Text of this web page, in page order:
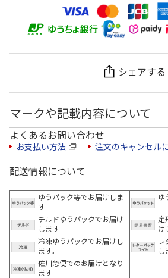
シェアする
マークや記載内容について
よくあるお問い合わせ
お支払い方法 注文のキャンセル
配送情報について
ゆうパック等でお届けしま
す
ゆ
チルドゆうパックでお届け
します
定
け
冷凍ゆうパックでお届けし
ます。
し
佐川急便でのお届けとなり
ます